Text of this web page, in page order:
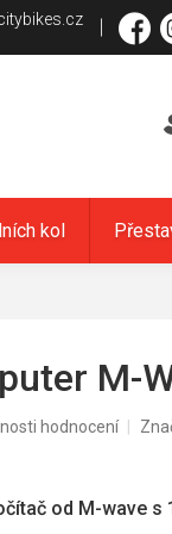
kol
od M-wave s
M-
hodnocení